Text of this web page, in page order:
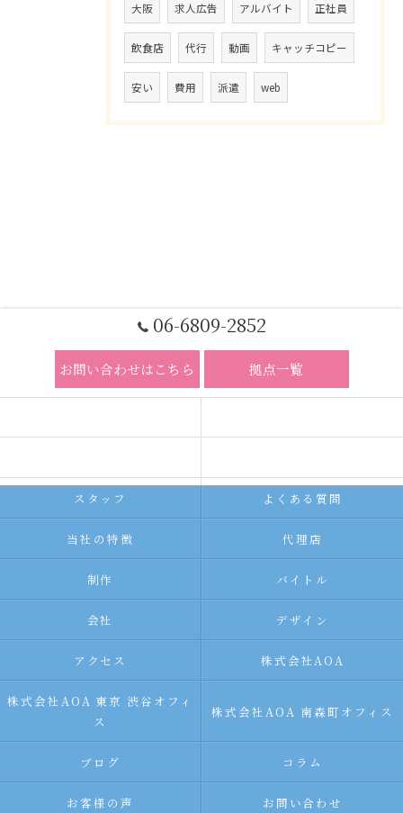
大阪 求人広告 アルバイト 正社員
飲食店 代行 動画 キャッチコピー
安い 費用 派遣 web
06-6809-2852
お問い合わせはこちら 拠点一覧
スタッフ よくある質問
当社の特徴 代理店
制作 バイトル
会社 デザイン
アクセス 株式会社AOA
株式会社AOA 東京 渋谷オフィ
ス
株式会社AOA 南森町オフィス
ブログ コラム
お客様の声 お問い合わせ